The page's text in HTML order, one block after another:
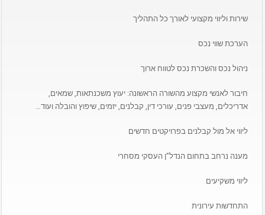
שירות וליווי מקצועי לאורך כל התהליך
הערכת שווי נכס
ניהול נכס והשכרת נכס לטווח ארוך
חיבור לאנשי מקצוע מהשורה הראשונה: יעוץ משכנתאות, שמאים,
אדריכלים, מעצבי פנים, עורכי דין, קבלנים, יזמים, שיפוץ והובלה ועוד…
ליווי אל מול קבלנים בפרויקטים חדשים
מענה נרחב בתחום הנדל”ן העסקי מסחרי
ליווי משקיעים
התחדשות עירונית